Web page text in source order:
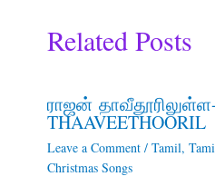
Related Posts
ராஜன்
THAAVEETHOORIL
Leave a Comment / Tamil,
Christmas Songs